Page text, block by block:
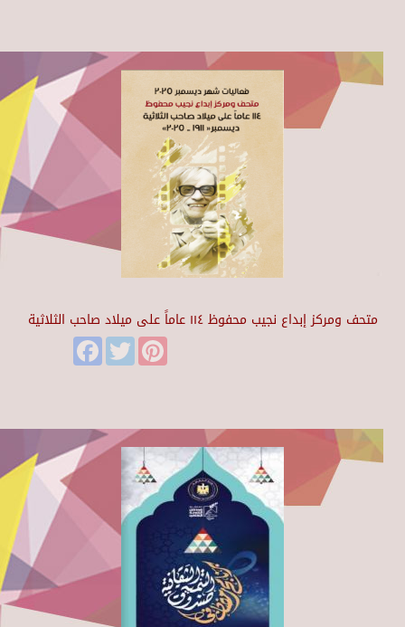
متحف ومركز إبداع نجيب محفوظ ١١٤ عاماً على ميلاد صاحب الثلاثية
FacebookTwitter